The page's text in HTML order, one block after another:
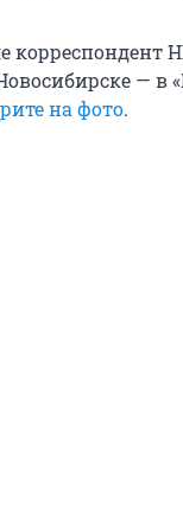
корреспондент
— в
на фото.